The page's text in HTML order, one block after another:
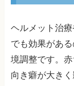
ヘルメット治
でも効果があ
境調整です。
向き癖が大きく